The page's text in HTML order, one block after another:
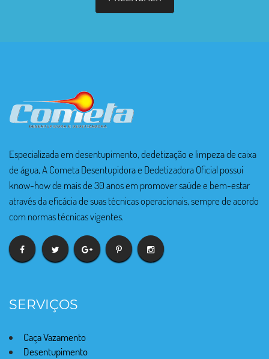
Especializada em desentupimento, dedetização e limpeza de caixa
de água, A Cometa Desentupidora e Dedetizadora Oficial possui
know-how de mais de 30 anos em promover saúde e bem-estar
através da eficácia de suas técnicas operacionais, sempre de acordo
com normas técnicas vigentes.
SERVIÇOS
Caça Vazamento
Desentupimento